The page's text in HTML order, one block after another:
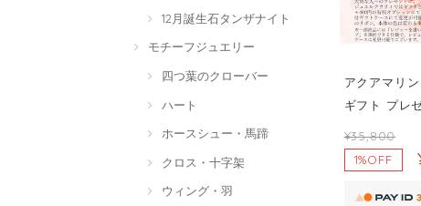
12月誕生石タンザナイト
モチーフジュエリー
四つ葉のクローバー
ハート
ホースシュー・馬蹄
クロス・十字架
ウィング・羽
アクアマリ
ギフト プレ
¥35,800
1%OFF